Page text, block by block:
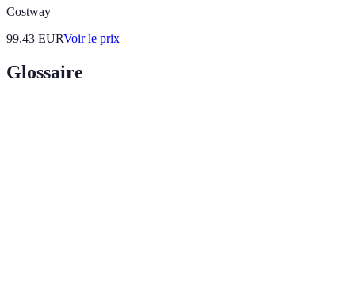
Costway
99.43 EURVoir le prix
Glossaire